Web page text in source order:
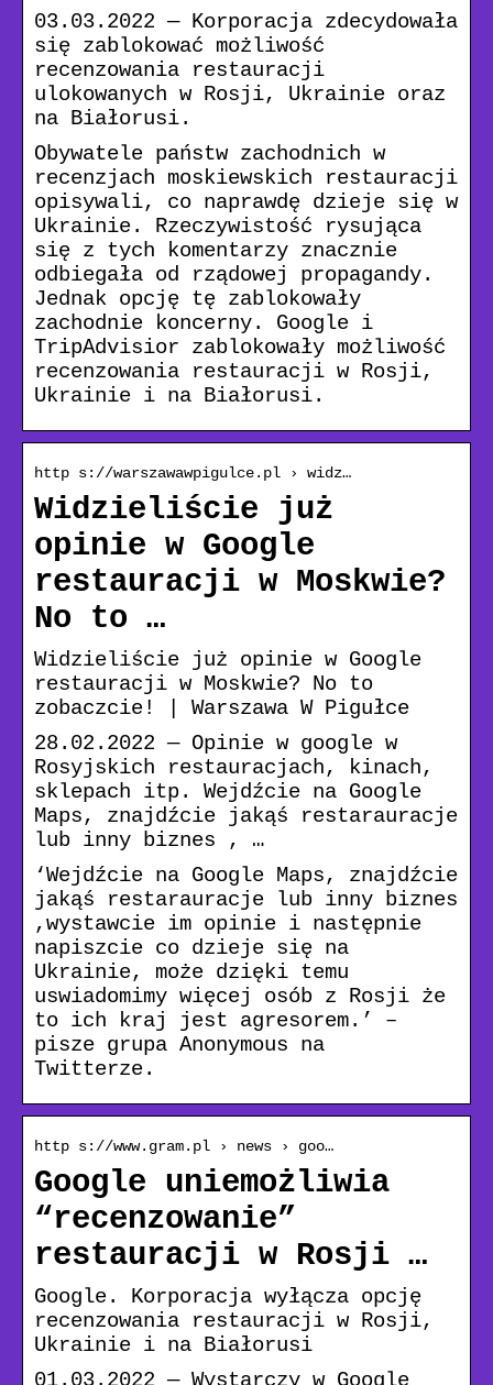
03.03.2022 — Korporacja zdecydowała
się zablokować możliwość
recenzowania restauracji
ulokowanych w Rosji, Ukrainie oraz
na Białorusi.
Obywatele państw zachodnich w
recenzjach moskiewskich restauracji
opisywali, co naprawdę dzieje się w
Ukrainie. Rzeczywistość rysująca
się z tych komentarzy znacznie
odbiegała od rządowej propagandy.
Jednak opcję tę zablokowały
zachodnie koncerny. Google i
TripAdvisior zablokowały możliwość
recenzowania restauracji w Rosji,
Ukrainie i na Białorusi.
http s://warszawawpigulce.pl › widz…
Widzieliście już
opinie w Google
restauracji w Moskwie?
No to …
Widzieliście już opinie w Google
restauracji w Moskwie? No to
zobaczcie! | Warszawa W Pigułce
28.02.2022 — Opinie w google w
Rosyjskich restauracjach, kinach,
sklepach itp. Wejdźcie na Google
Maps, znajdźcie jakąś restarauracje
lub inny biznes , …
‘Wejdźcie na Google Maps, znajdźcie
jakąś restarauracje lub inny biznes
,wystawcie im opinie i następnie
napiszcie co dzieje się na
Ukrainie, może dzięki temu
uswiadomimy więcej osób z Rosji że
to ich kraj jest agresorem.’ –
pisze grupa Anonymous na
Twitterze.
http s://www.gram.pl › news › goo…
Google uniemożliwia
“recenzowanie”
restauracji w Rosji …
Google. Korporacja wyłącza opcję
recenzowania restauracji w Rosji,
Ukrainie i na Białorusi